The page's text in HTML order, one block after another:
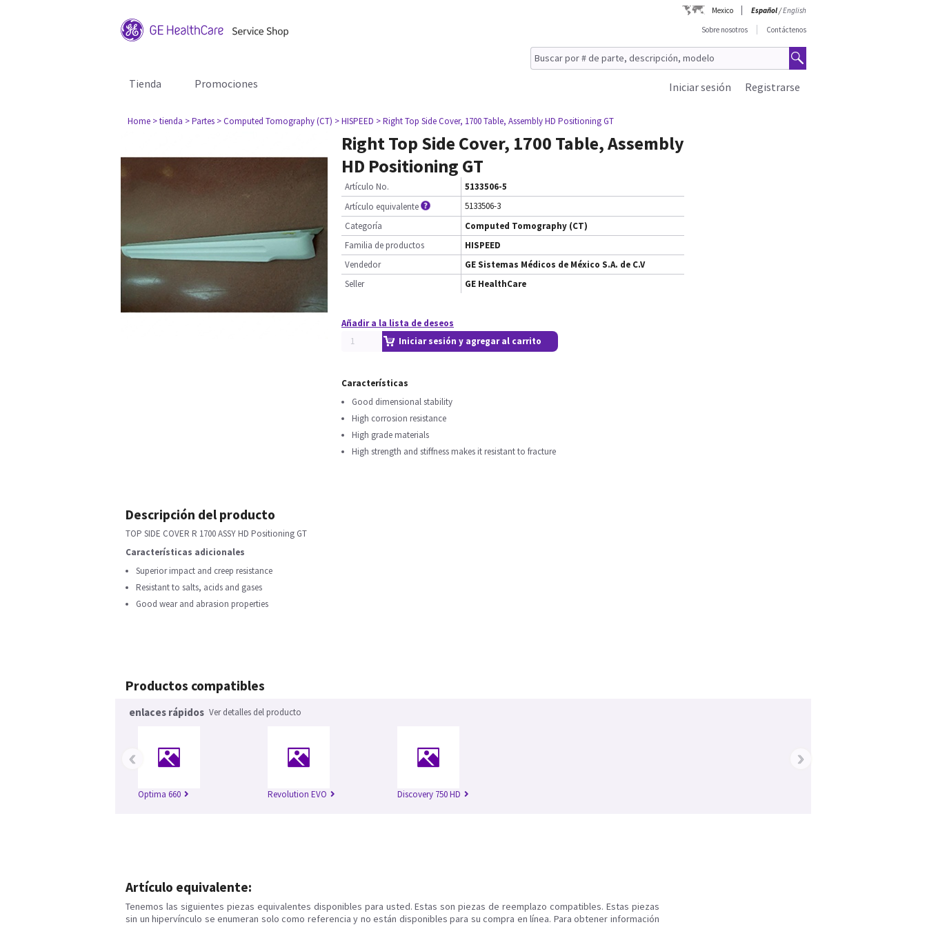
Mexico Español/English
Sobre nosotros
Contáctenos
Tienda Promociones Registrarse
Iniciar sesión
Home > tienda > Partes > Computed Tomography (CT) > HISPEED > Right Top Side Cover, 1700 Table, Assembly HD Positioning GT
Right Top Side Cover, 1700 Table, Assembly
HD Positioning GT
Artículo No.
5133506-5
Artículo equivalente
5133506-3
Categoría
Computed Tomography (CT)
Familia de productos
HISPEED
Vendedor
GE Sistemas Médicos de México S.A. de C.V
Seller
GE HealthCare
Añadir a la lista de deseos
Iniciar sesión y agregar al carrito
Características
Good dimensional stability
High corrosion resistance
High grade materials
High strength and stiffness makes it resistant to fracture
Descripción del producto
TOP SIDE COVER R 1700 ASSY HD Positioning GT
Características adicionales
Superior impact and creep resistance
Resistant to salts, acids and gases
Good wear and abrasion properties
Productos compatibles
enlaces rápidos Ver detalles del producto
Optima 660 Revolution EVO Discovery 750 HD
‹ ›
Artículo equivalente:
Tenemos las siguientes piezas equivalentes disponibles para usted. Estas son piezas de reemplazo compatibles. Estas piezas
sin un hipervínculo se enumeran solo como referencia y no están disponibles para su compra en línea. Para obtener información